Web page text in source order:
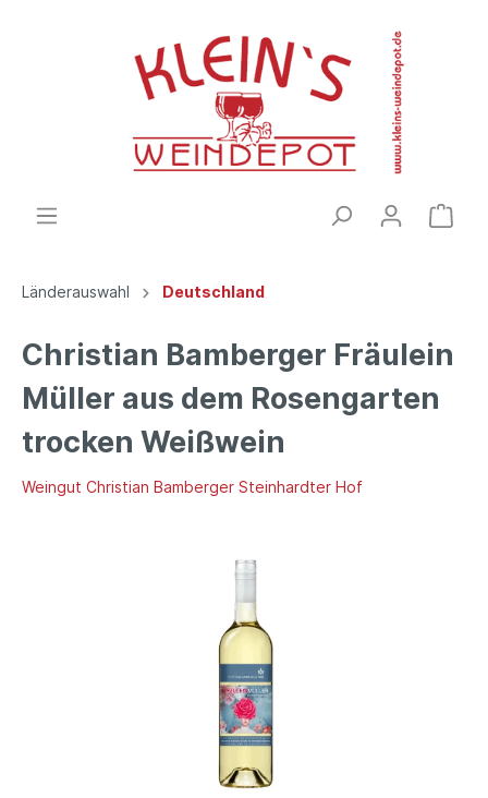
Länderauswahl Deutschland
Christian Bamberger Fräulein
Müller aus dem Rosengarten
trocken Weißwein
Weingut Christian Bamberger Steinhardter Hof